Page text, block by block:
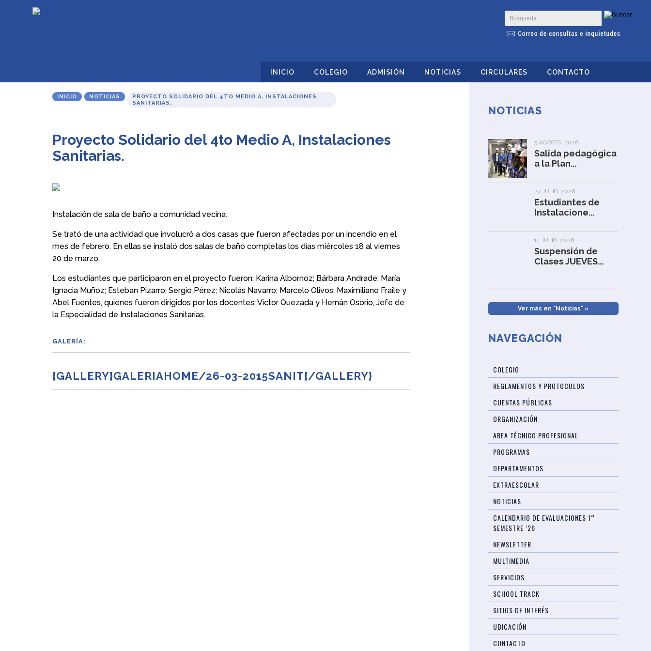
INICIO COLEGIO ADMISIÓN NOTICIAS CIRCULARES CONTACTO
INICIO NOTICIAS
PROYECTO SOLIDARIO DEL 4TO MEDIO A, INSTALACIONES
SANITARIAS.
Proyecto Solidario del 4to Medio A, Instalaciones
Sanitarias.
Instalación de sala de baño a comunidad vecina.
Se trató de una actividad que involucró a dos casas que fueron afectadas por un incendio en el
mes de febrero. En ellas se instaló dos salas de baño completas los días miércoles 18 al viernes
20 de marzo.
Los estudiantes que participaron en el proyecto fueron: Karina Albornoz; Bárbara Andrade; María
Ignacia Muñoz; Esteban Pizarro; Sergio Pérez; Nicolás Navarro; Marcelo Olivos; Maximiliano Fraile y
Abel Fuentes, quienes fueron dirigidos por los docentes: Victor Quezada y Hernán Osorio, Jefe de
la Especialidad de Instalaciones Sanitarias.
GALERÍA:
{GALLERY}GALERIAHOME/26-03-2015SANIT{/GALLERY}
NOTICIAS
5 AGOSTO, 2026
Salida pedagógica
a la Plan...
27 JULIO, 2026
Estudiantes de
Instalacione...
14 JULIO, 2026
Suspensión de
Clases JUEVES...
Ver más en "Noticias" »
NAVEGACIÓN
COLEGIO
REGLAMENTOS Y PROTOCOLOS
CUENTAS PÚBLICAS
ORGANIZACIÓN
AREA TÉCNICO PROFESIONAL
PROGRAMAS
DEPARTAMENTOS
EXTRAESCOLAR
NOTICIAS
CALENDARIO DE EVALUACIONES 1°
SEMESTRE ’26
NEWSLETTER
MULTIMEDIA
SERVICIOS
SCHOOL TRACK
SITIOS DE INTERÉS
UBICACIÓN
CONTACTO